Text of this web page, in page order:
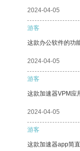
2024-04-05
游客
这款办公软件的功
2024-04-05
游客
这款加速器VPM应
2024-04-05
游客
这款加速器app简